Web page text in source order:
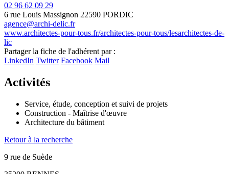
02 96 62 09 29
6 rue Louis Massignon 22590 PORDIC
agence@archi-delic.fr
www.architectes-pour-tous.fr/architectes-pour-tous/lesarchitectes-de-
lic
+
−
Partager la fiche de l'adhérent par :
LinkedIn Twitter Facebook Mail
Activités
Service, étude, conception et suivi de projets
Construction - Maîtrise d'œuvre
Architecture du bâtiment
Retour à la recherche
9 rue de Suède